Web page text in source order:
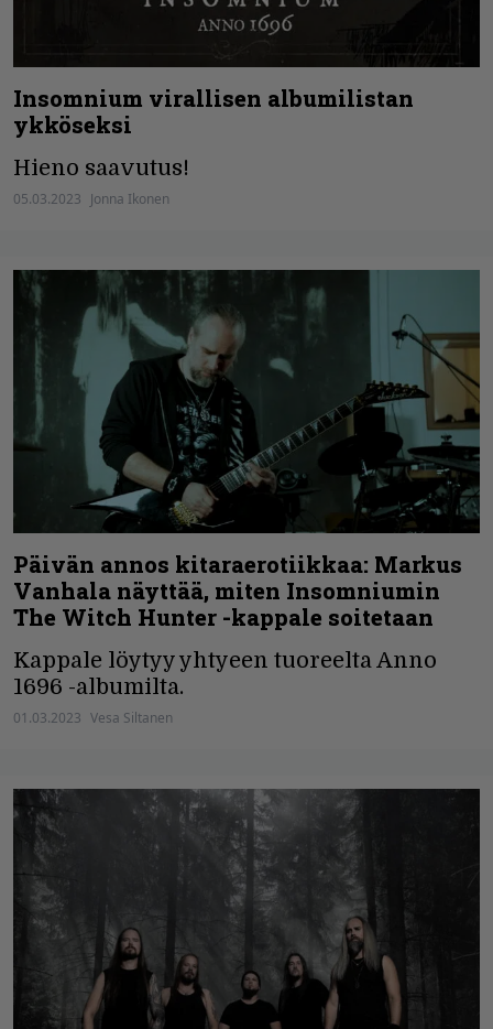
Insomnium virallisen albumilistan
ykköseksi
Hieno saavutus!
05.03.2023 Jonna Ikonen
Päivän annos kitaraerotiikkaa: Markus
Vanhala näyttää, miten Insomniumin
The Witch Hunter -kappale soitetaan
Kappale löytyy yhtyeen tuoreelta Anno
1696 -albumilta.
01.03.2023 Vesa Siltanen